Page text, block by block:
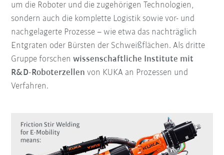
um die Roboter und die zugehörigen Technologien,
sondern auch die komplette Logistik sowie vor- und
nachgelagerte Prozesse – wie etwa das nachträglich
Entgraten oder Bürsten der Schweißflächen. Als dritte
Gruppe forschenwissenschaftliche Institute mit
R&D-Roboterzellen von KUKA an Prozessen und
Verfahren.